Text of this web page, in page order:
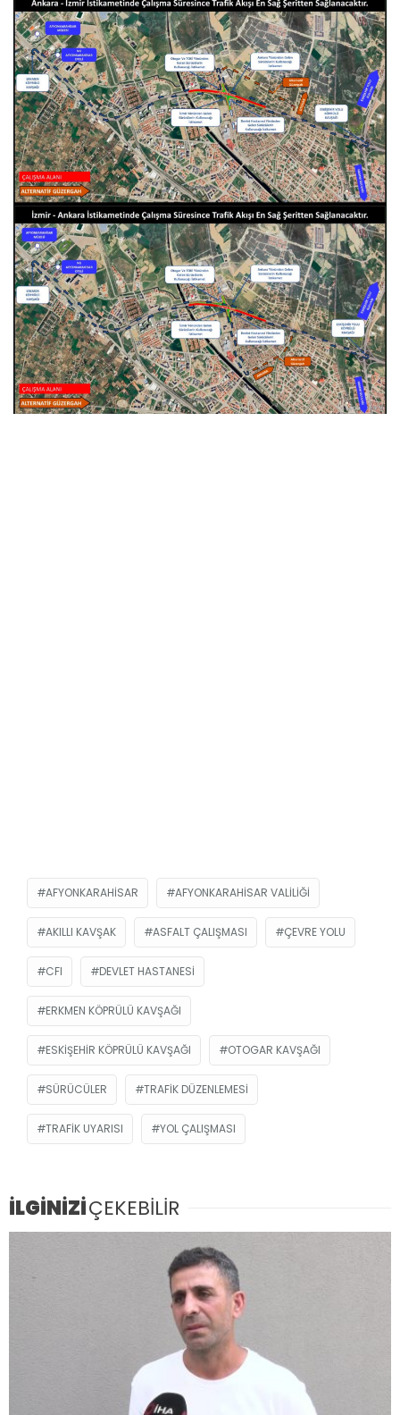
AFYONKARAHISAR AFYONKARAHISAR VALILIĞI
AKILLI KAVŞAK ASFALT ÇALIŞMASI ÇEVRE YOLU
CFI DEVLET HASTANESI
ERKMEN KÖPRÜLÜ KAVŞAĞI
ESKIŞEHIR KÖPRÜLÜ KAVŞAĞI OTOGAR KAVŞAĞI
SÜRÜCÜLER TRAFIK DÜZENLEMESI
TRAFIK UYARISI YOL ÇALIŞMASI
İLGİNİZİÇEKEBİLİR